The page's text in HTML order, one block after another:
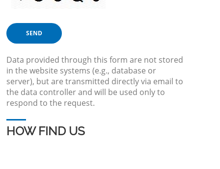
Data provided through this form are not stored
in the website systems (e.g., database or
server), but are transmitted directly via email to
the data controller and will be used only to
respond to the request.
HOW FIND US